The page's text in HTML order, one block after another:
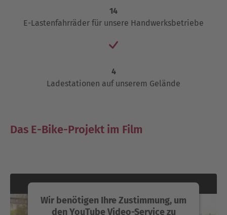
14
E-Lastenfahrräder für unsere Handwerksbetriebe
4
Ladestationen auf unserem Gelände
Das E-Bike-Projekt im Film
Wir benötigen Ihre Zustimmung, um
den YouTube Video-Service zu